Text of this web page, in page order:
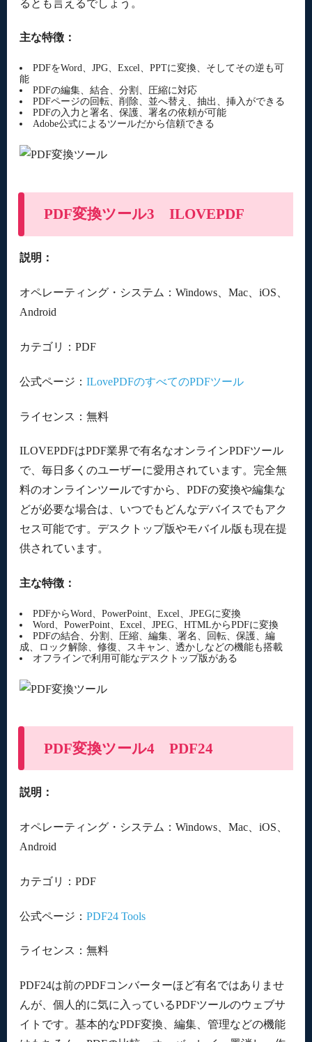
るとも言えるでしょう。
主な特徴：
PDFをWord、JPG、Excel、PPTに変換、そしてその逆も可
能
PDFの編集、結合、分割、圧縮に対応
PDFページの回転、削除、並へ替え、抽出、挿入ができる
PDFの入力と署名、保護、署名の依頼が可能
Adobe公式によるツールだから信頼できる
PDF変換ツール3 ILOVEPDF
説明：
オペレーティング・システム：Windows、Mac、iOS、
Android
カテゴリ：PDF
公式ページ： ILovePDFのすべてのPDFツール
ライセンス：無料
ILOVEPDFはPDF業界で有名なオンラインPDFツール
で、毎日多くのユーザーに愛用されています。完全無
料のオンラインツールですから、PDFの変換や編集な
どが必要な場合は、いつでもどんなデバイスでもアク
セス可能です。デスクトップ版やモバイル版も現在提
供されています。
主な特徴：
PDFからWord、PowerPoint、Excel、JPEGに変換
Word、PowerPoint、Excel、JPEG、HTMLからPDFに変換
PDFの結合、分割、圧縮、編集、署名、回転、保護、編
成、ロック解除、修復、スキャン、透かしなどの機能も搭載
オフラインで利用可能なデスクトップ版がある
PDF変換ツール4 PDF24
説明：
オペレーティング・システム：Windows、Mac、iOS、
Android
カテゴリ：PDF
公式ページ： PDF24 Tools
ライセンス：無料
PDF24は前のPDFコンバーターほど有名ではありませ
んが、個人的に気に入っているPDFツールのウェブサ
イトです。基本的なPDF変換、編集、管理などの機能